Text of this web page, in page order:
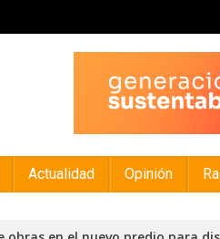
Actualidad Opinión